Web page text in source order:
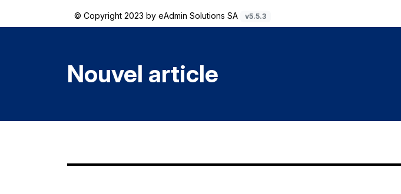
© Copyright 2023 by eAdmin Solutions SA v5.5.3
Nouvel article